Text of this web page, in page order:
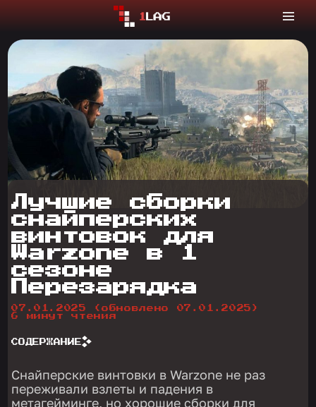
Лучшие сборки
снайперских
винтовок для
Warzone в 1
сезоне
Перезарядка
07.01.2025
(обновлено 07.01.2025)
6 минут чтения
СОДЕРЖАНИЕ
Снайперские винтовки в Warzone не раз
переживали взлеты и падения в
метагейминге, но хорошие сборки для